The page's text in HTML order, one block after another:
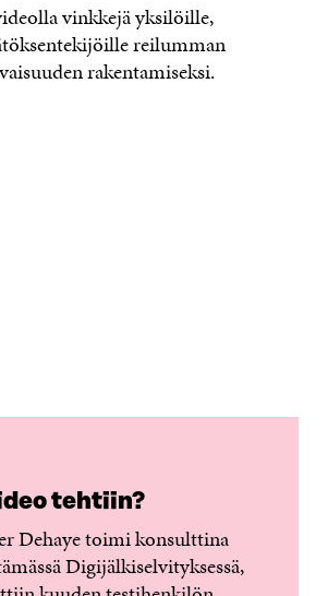
vinkkejä yksilöille,
reilumman
rakentamiseksi.
tehtiin?
Dehaye toimi konsulttina
Digijälkiselvityksessä,